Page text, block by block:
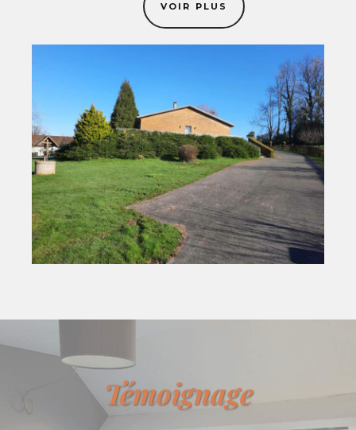
VOIR PLUS
Témoignage